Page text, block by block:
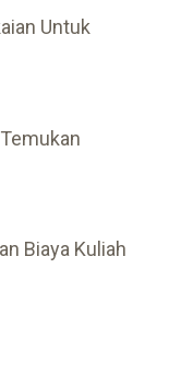
Untuk
Biaya Kuliah